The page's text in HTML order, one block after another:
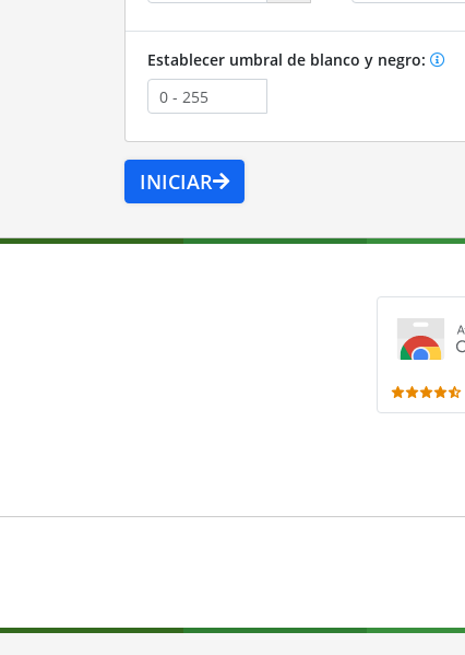
Establecer umbral de blanco y negro:
INICIAR